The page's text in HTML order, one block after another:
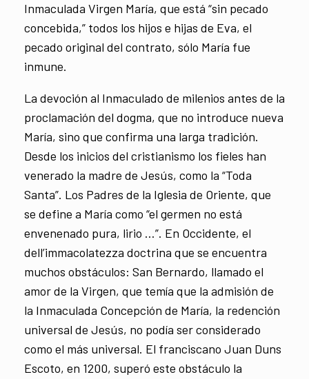
Inmaculada Virgen María, que está “sin pecado
concebida,” todos los hijos e hijas de Eva, el
pecado original del contrato, sólo María fue
inmune.
La devoción al Inmaculado de milenios antes de la
proclamación del dogma, que no introduce nueva
María, sino que confirma una larga tradición.
Desde los inicios del cristianismo los fieles han
venerado la madre de Jesús, como la “Toda
Santa”. Los Padres de la Iglesia de Oriente, que
se define a María como “el germen no está
envenenado pura, lirio …”. En Occidente, el
dell’immacolatezza doctrina que se encuentra
muchos obstáculos: San Bernardo, llamado el
amor de la Virgen, que temía que la admisión de
la Inmaculada Concepción de María, la redención
universal de Jesús, no podía ser considerado
como el más universal. El franciscano Juan Duns
Escoto, en 1200, superó este obstáculo la